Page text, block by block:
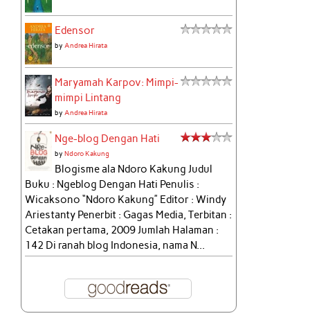
Edensor
byAndrea Hirata
Maryamah Karpov: Mimpi-
mimpi Lintang
byAndrea Hirata
Nge-blog Dengan Hati
byNdoro Kakung
Blogisme ala Ndoro Kakung Judul
Buku : Ngeblog Dengan Hati Penulis :
Wicaksono “Ndoro Kakung” Editor : Windy
Ariestanty Penerbit : Gagas Media, Terbitan :
Cetakan pertama, 2009 Jumlah Halaman :
142 Di ranah blog Indonesia, nama N...